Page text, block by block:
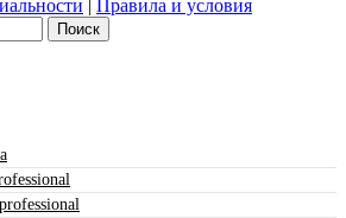
| Правила и условия
Поиск